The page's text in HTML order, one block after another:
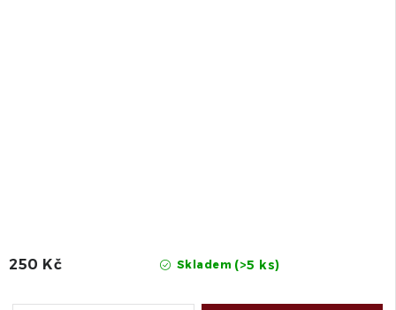
Skladem (>5 ks)
250 Kč